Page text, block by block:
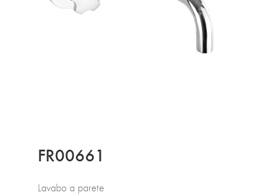
FR00661
Lavabo a parete